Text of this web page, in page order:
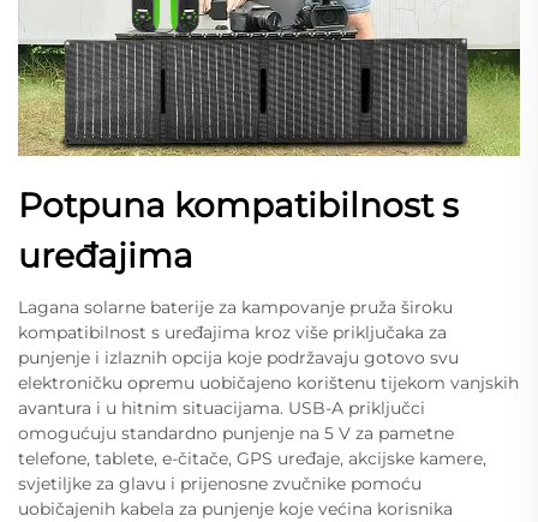
Potpuna kompatibilnost s
uređajima
Lagana solarne baterije za kampovanje pruža široku
kompatibilnost s uređajima kroz više priključaka za
punjenje i izlaznih opcija koje podržavaju gotovo svu
elektroničku opremu uobičajeno korištenu tijekom vanjskih
avantura i u hitnim situacijama. USB-A priključci
omogućuju standardno punjenje na 5 V za pametne
telefone, tablete, e-čitače, GPS uređaje, akcijske kamere,
svjetiljke za glavu i prijenosne zvučnike pomoću
uobičajenih kabela za punjenje koje većina korisnika